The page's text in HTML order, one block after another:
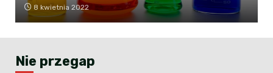
8 kwietnia 2022
Nie przegap